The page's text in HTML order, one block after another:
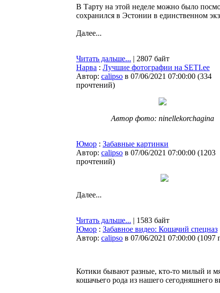
В Тарту на этой неделе можно было
сохранился в Эстонии в единственном
Далее...
Читать дальше... | 2807 байт
Нарва : Лучшие фотографии на SETI.ee
Автор: calipso в 07/06/2021 07:00:00 (334
прочтений)
Автор фото: ninellekorchagina
Юмор : Забавные картинки
Автор: calipso в 07/06/2021 07:00:00 (1203
прочтений)
Далее...
Читать дальше... | 1583 байт
Юмор : Забавное видео: Кошачий спецназ
Автор: calipso в 07/06/2021 07:00:00 (1097
Котики бывают разные, кто-то милый и
кошачьего рода из нашего сегодняшнего